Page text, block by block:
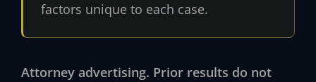
factors unique to each case.
Attorney advertising. Prior results do not